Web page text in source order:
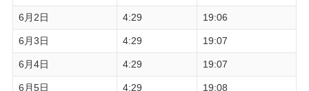
6月2日 4:29 19:06
6月3日 4:29 19:07
6月4日 4:29 19:07
6月5日 4:29 19:08